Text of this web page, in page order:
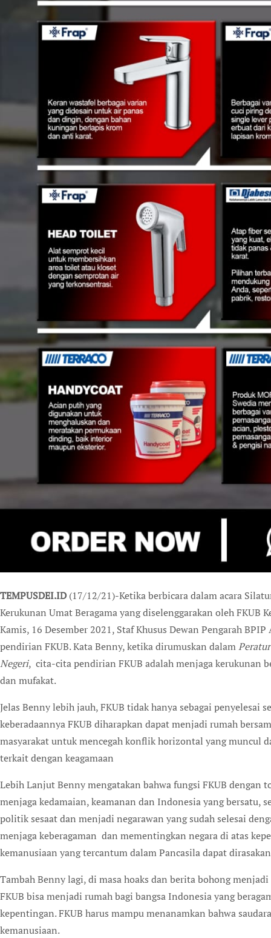
TEMPUSDEI.ID (17/12/21)-Ketika berbicara dalam acara
Kerukunan Umat Beragama yang diselenggarakan oleh FKUB
Kamis, 16 Desember 2021, Staf Khusus Dewan Pengarah
pendirian FKUB. Kata Benny, ketika dirumuskan dalam
Negeri, cita-cita pendirian FKUB adalah menjaga kerukunan
dan mufakat.
Jelas Benny lebih jauh, FKUB tidak hanya sebagai penyelesai
keberadaannya FKUB diharapkan dapat menjadi rumah
masyarakat untuk mencegah konflik horizontal yang muncul
terkait dengan keagamaan
Lebih Lanjut Benny mengatakan bahwa fungsi FKUB dengan
menjaga kedamaian, keamanan dan Indonesia yang
politik sesaat dan menjadi negarawan yang sudah selesai
menjaga keberagaman dan mementingkan negara di atas
kemanusiaan yang tercantum dalam Pancasila dapat
Tambah Benny lagi, di masa hoaks dan berita bohong
FKUB bisa menjadi rumah bagi bangsa Indonesia yang
kepentingan. FKUB harus mampu menanamkan bahwa
kemanusiaan.